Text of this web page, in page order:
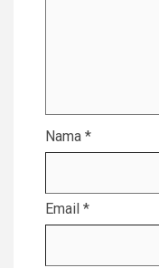
Nama *
Email *